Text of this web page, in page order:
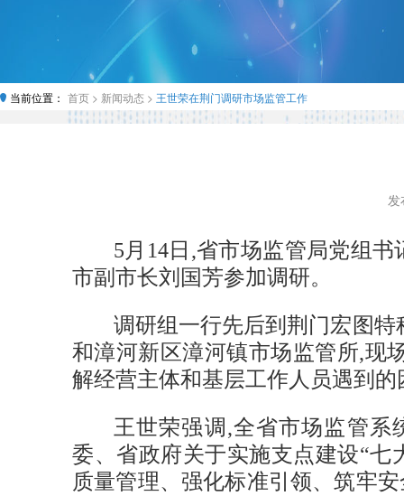
当前位置： 首页 > 新闻动态 > 王世荣在荆门调研市场监管工作
发
5月14日,省市场监管局党组
市副市长刘国芳参加调研。
调研组一行先后到荆门宏图
和漳河新区漳河镇市场监管所,现
解经营主体和基层工作人员遇到
王世荣强调,全省市场监管系
委、省政府关于实施支点建设“七
质量管理、强化标准引领、筑牢